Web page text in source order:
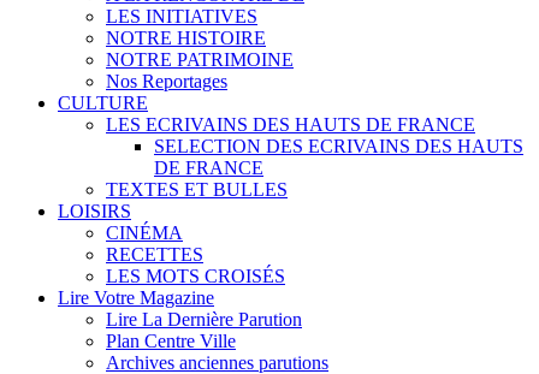
LES INITIATIVES
NOTRE HISTOIRE
NOTRE PATRIMOINE
Nos Reportages
CULTURE
LES ECRIVAINS DES HAUTS DE FRANCE
SELECTION DES ECRIVAINS DES HAUTS
DE FRANCE
TEXTES ET BULLES
LOISIRS
CINÉMA
RECETTES
LES MOTS CROISÉS
Lire Votre Magazine
Lire La Dernière Parution
Plan Centre Ville
Archives anciennes parutions